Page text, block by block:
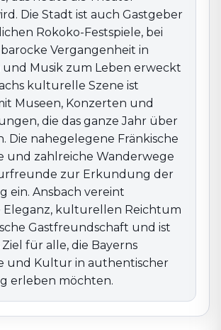
Die Stadt ist auch Gastgeber
Rokoko-Festspiele, bei
Vergangenheit in
und Musik zum Leben erweckt
kulturelle Szene ist
Museen, Konzerten und
die das ganze Jahr über
Die nahegelegene Fränkische
und zahlreiche Wanderwege
zur Erkundung der
ein. Ansbach vereint
Eleganz, kulturellen Reichtum
Gastfreundschaft und ist
Ziel für alle, die Bayerns
und Kultur in authentischer
erleben möchten.